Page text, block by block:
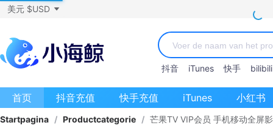
美元 $USD
抖音 iTunes 快手 bilibili
首页 抖音充值 快手充值 iTunes 小红书
Startpagina / Productcategorie / 芒果TV VIP会员 手机移动全屏